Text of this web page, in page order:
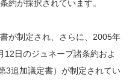
約が採択されています。
が制定され、さらに、2005年
日のジュネーブ諸条約およ
3追加議定書）が制定されてい